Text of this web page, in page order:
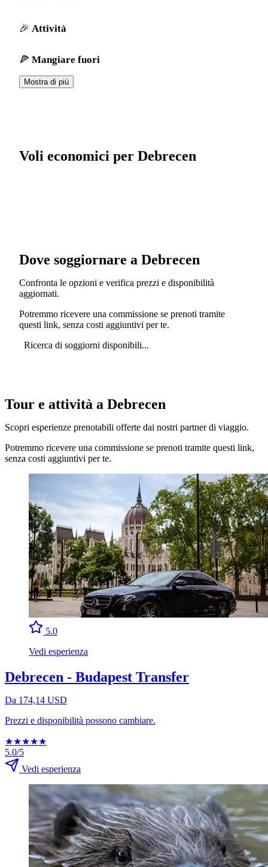
Attività
Mangiare fuori
Mostra di più
Voli economici per Debrecen
Dove soggiornare a Debrecen
Confronta le opzioni e verifica prezzi e disponibilità
aggiornati.
Potremmo ricevere una commissione se prenoti tramite
questi link, senza costi aggiuntivi per te.
Ricerca di soggiorni disponibili...
Tour e attività a Debrecen
Scopri esperienze prenotabili offerte dai nostri partner di viaggio.
Potremmo ricevere una commissione se prenoti tramite questi link,
senza costi aggiuntivi per te.
5.0
Vedi esperienza
Debrecen - Budapest Transfer
Da 174,14 USD
Prezzi e disponibilità possono cambiare.
★★★★★
5.0/5
Vedi esperienza